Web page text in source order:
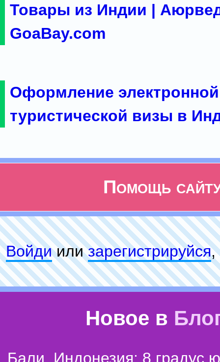
Товары из Индии |
GoaBay.com
Оформление электронной
туристической визы в
Помощь
Войдиилизарeгиcтpируйся,
Новое в
Бали, Индонезия: 8 градус